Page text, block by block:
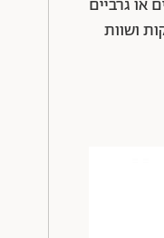
או גרביים
ושוות